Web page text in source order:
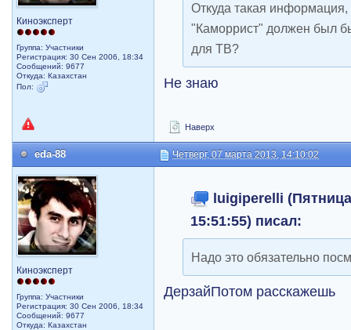
Киноэксперт
Группа: Участники
Регистрация: 30 Сен 2006, 18:34
Сообщений: 9677
Откуда: Казахстан
Пол:
Откуда такая
"Каморрист" должен был
для ТВ?
Не знаю
Наверх
eda-88 Четверг, 07 марта 2013, 14:10:02
Киноэксперт
Группа: Участники
Регистрация: 30 Сен 2006, 18:34
Сообщений: 9677
Откуда: Казахстан
luigiperelli
15:51:55) писал:
Надо это обязательно
ДерзайПотом расскажешь